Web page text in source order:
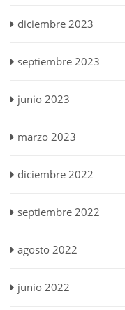
diciembre 2023
septiembre 2023
junio 2023
marzo 2023
diciembre 2022
septiembre 2022
agosto 2022
junio 2022